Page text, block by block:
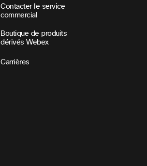
Contacter le service
commercial
Boutique de produits
dérivés Webex
Carrières